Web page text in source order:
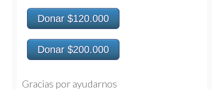
Donar $120.000
Donar $200.000
Gracias por ayudarnos